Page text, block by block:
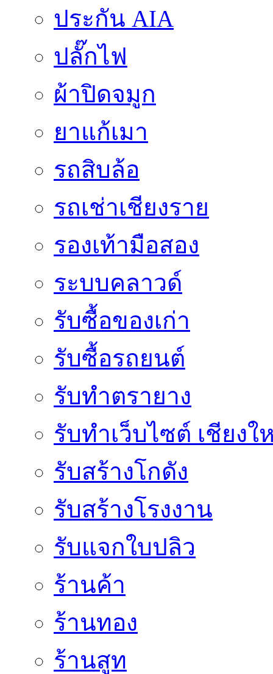
ประกัน AIA
ปลั๊กไฟ
ผ้าปิดจมูก
ยาแก้เมา
รถสิบล้อ
รถเช่าเชียงราย
รองเท้ามือสอง
ระบบคลาวด์
รับซื้อของเก่า
รับซื้อรถยนต์
รับทำตรายาง
รับทำเว็บไซต์ เชียงใ
รับสร้างโกดัง
รับสร้างโรงงาน
รับแจกใบปลิว
ร้านค้า
ร้านทอง
ร้านสูท